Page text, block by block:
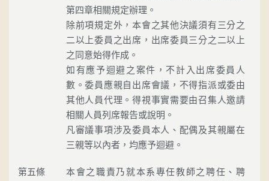
第四章相關規定辦理。
除前項規定外，本會之其他決議須有三分之
二以上委員之出席，出席委員三分之二以上
之同意始得作成。
如有應予迴避之案件，不計入出席委員人
數。委員應親自出席會議，不得指派或委由
其他人員代理。得視事實需要由召集人邀請
相關人員列席報告或說明。
凡審議事項涉及委員本人、配偶及其親屬在
三親等以內者，均應予迴避。
第五條
本會之職責乃就本系專任教師之聘任、聘